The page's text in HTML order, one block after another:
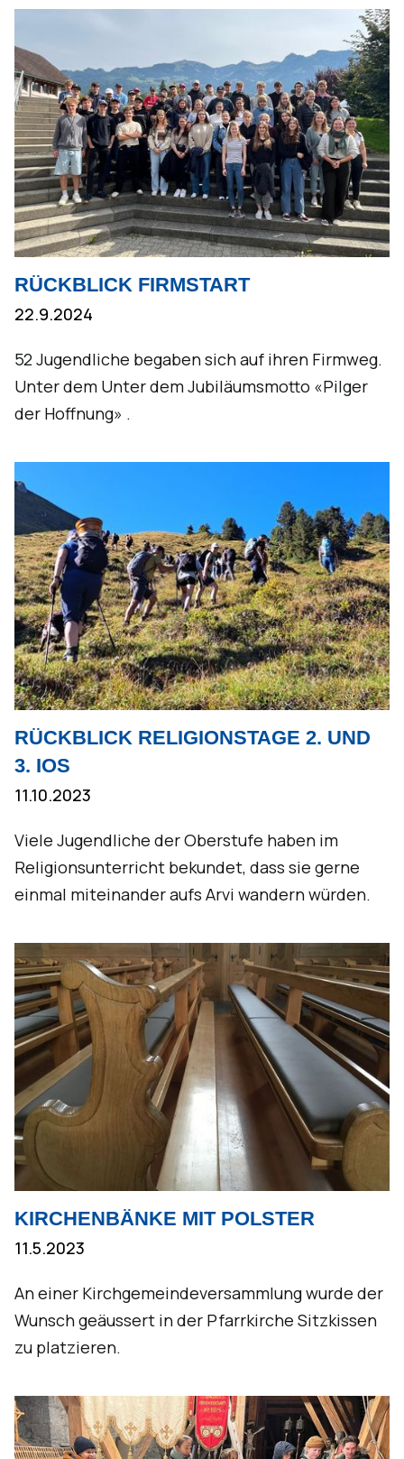
RÜCKBLICK FIRMSTART
22.9.2024
52 Jugendliche begaben sich auf ihren Firmweg.
Unter dem Unter dem Jubiläumsmotto «Pilger
der Hoffnung» .
RÜCKBLICK RELIGIONSTAGE 2. UND
3. IOS
11.10.2023
Viele Jugendliche der Oberstufe haben im
Religionsunterricht bekundet, dass sie gerne
einmal miteinander aufs Arvi wandern würden.
KIRCHENBÄNKE MIT POLSTER
11.5.2023
An einer Kirchgemeindeversammlung wurde der
Wunsch geäussert in der Pfarrkirche Sitzkissen
zu platzieren.